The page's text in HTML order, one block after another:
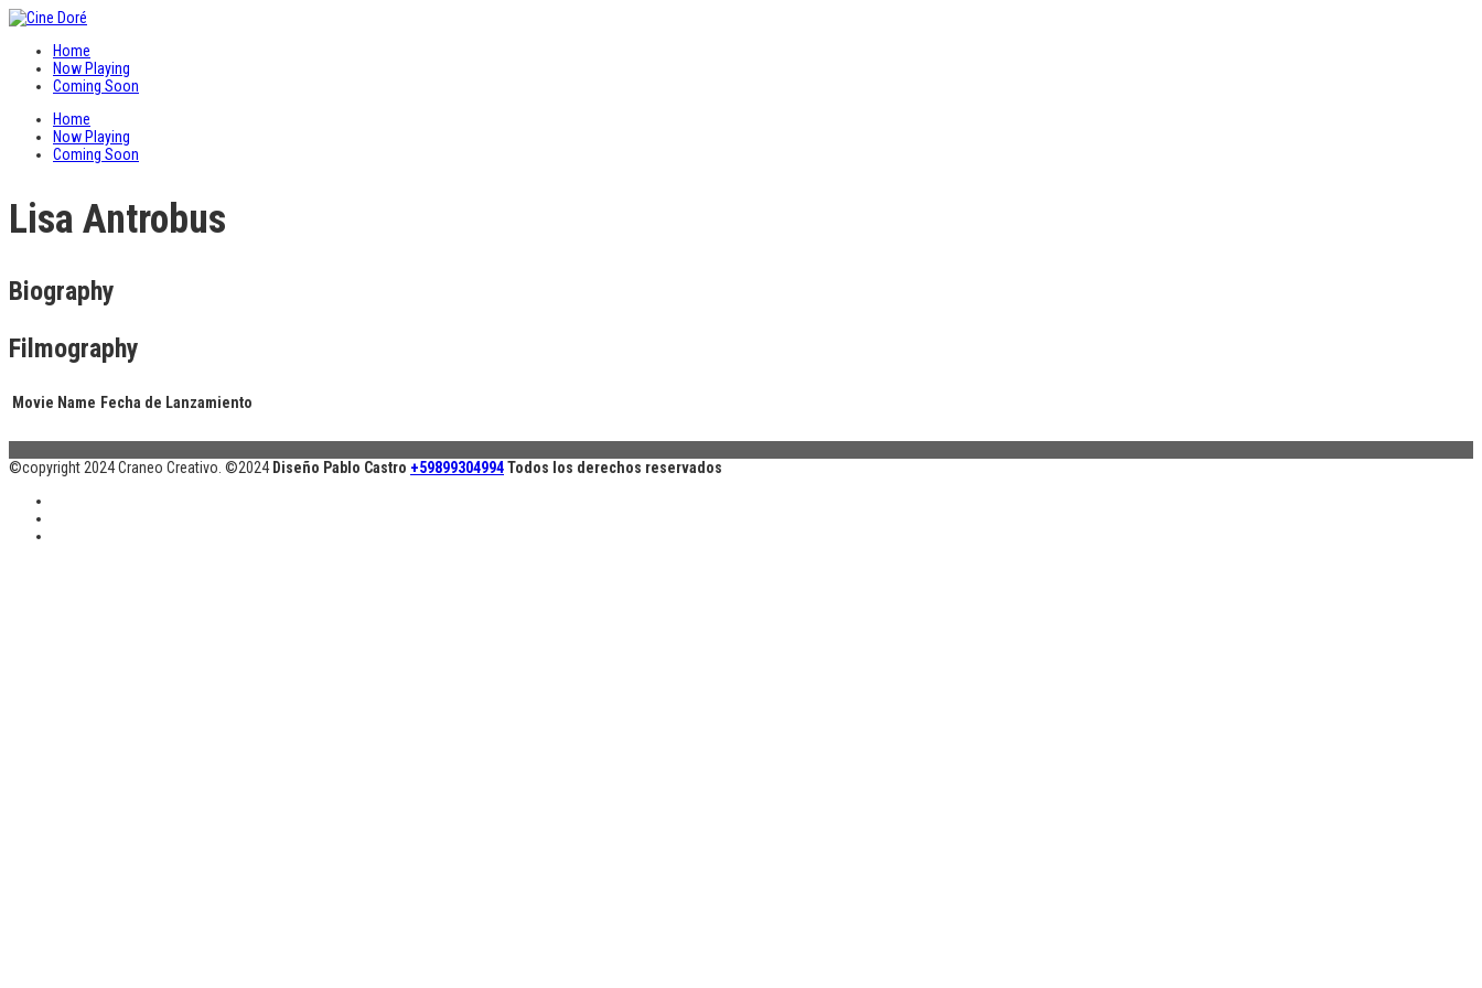
Home
Now Playing
Coming Soon
Home
Now Playing
Coming Soon
Lisa Antrobus
Biography
Filmography
Movie Name Fecha de Lanzamiento
©copyright 2024 Craneo Creativo. ©2024 Diseño Pablo Castro +59899304994Todos los derechos reservados